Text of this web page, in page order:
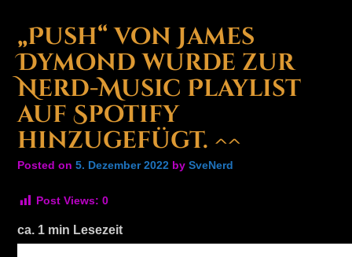
„Push“ von James
Dymond wurde zur
Nerd-Music Playlist
auf Spotify
hinzugefügt. ^^
Posted on 5. Dezember 2022 by SveNerd
Post Views: 0
ca. 1 min Lesezeit